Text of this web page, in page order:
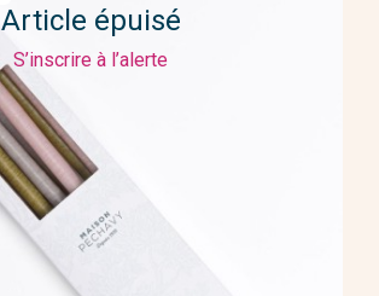
Article épuisé
S’inscrire à l’alerte